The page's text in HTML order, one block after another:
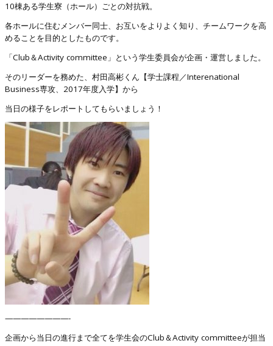
10棟ある学生寮（ホール）ごとの対抗戦。
各ホールに住むメンバー同士、お互いをよりよく知り、チームワークを高
めることを目的としたものです。
「Club＆Activity committee」という学生委員会が企画・運営しました。
そのリーダーを務めた、村田高彬くん【学士課程／Interenational
Business専攻、2017年度入学】から
当日の様子をレポートしてもらいましょう！
————————-
企画から当日の進行まで全てを学生会のClub＆Activity committeeが担当